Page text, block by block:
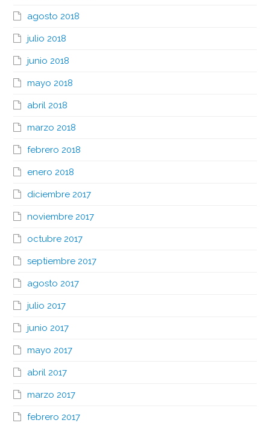
agosto 2018
julio 2018
junio 2018
mayo 2018
abril 2018
marzo 2018
febrero 2018
enero 2018
diciembre 2017
noviembre 2017
octubre 2017
septiembre 2017
agosto 2017
julio 2017
junio 2017
mayo 2017
abril 2017
marzo 2017
febrero 2017